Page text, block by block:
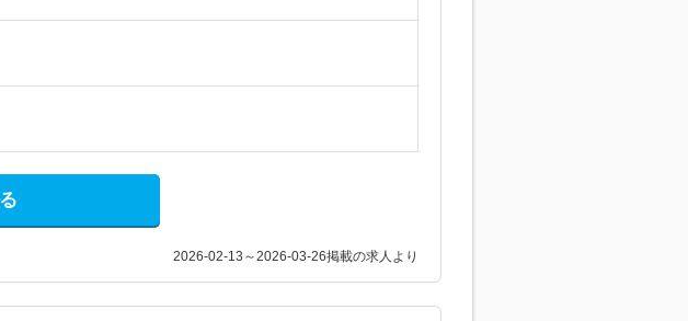
2026-02-13～2026-03-26掲載の求人より